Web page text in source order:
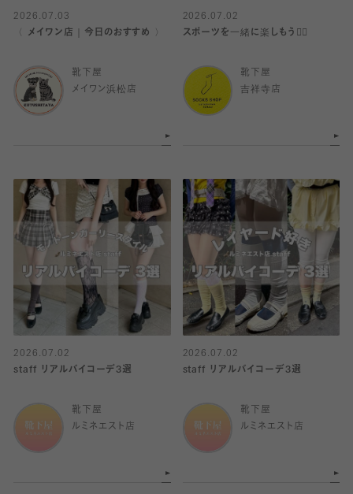
2026.07.03
〈 メイワン店｜今日のおすすめ 〉
靴下屋
メイワン浜松店
2026.07.02
スポーツを一緒に楽しもう🏋️‍♀️
靴下屋
吉祥寺店
2026.07.02
staff リアルバイコーデ3選
靴下屋
ルミネエスト店
2026.07.02
staff リアルバイコーデ3選
靴下屋
ルミネエスト店